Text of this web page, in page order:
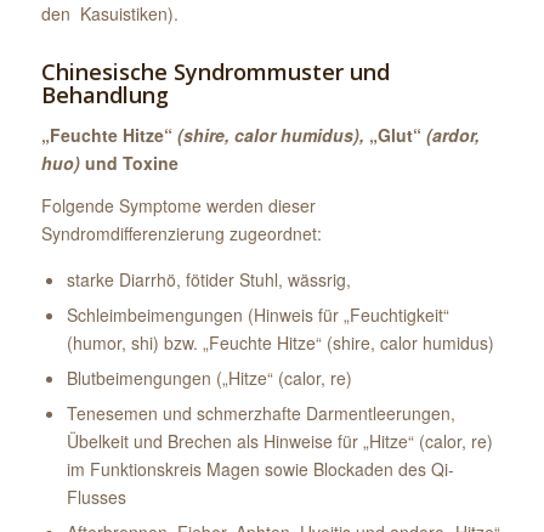
den Kasuistiken).
Chinesische Syndrommuster und
Behandlung
„Feuchte Hitze“ (shire, calor humidus), „Glut“ (ardor,
huo)und Toxine
Folgende Symptome werden dieser
Syndromdifferenzierung zugeordnet:
starke Diarrhö, fötider Stuhl, wässrig,
Schleimbeimengungen (Hinweis für „Feuchtigkeit“
(humor, shi) bzw. „Feuchte Hitze“ (shire, calor humidus)
Blutbeimengungen („Hitze“ (calor, re)
Tenesemen und schmerzhafte Darmentleerungen,
Übelkeit und Brechen als Hinweise für „Hitze“ (calor, re)
im Funktionskreis Magen sowie Blockaden des Qi-
Flusses